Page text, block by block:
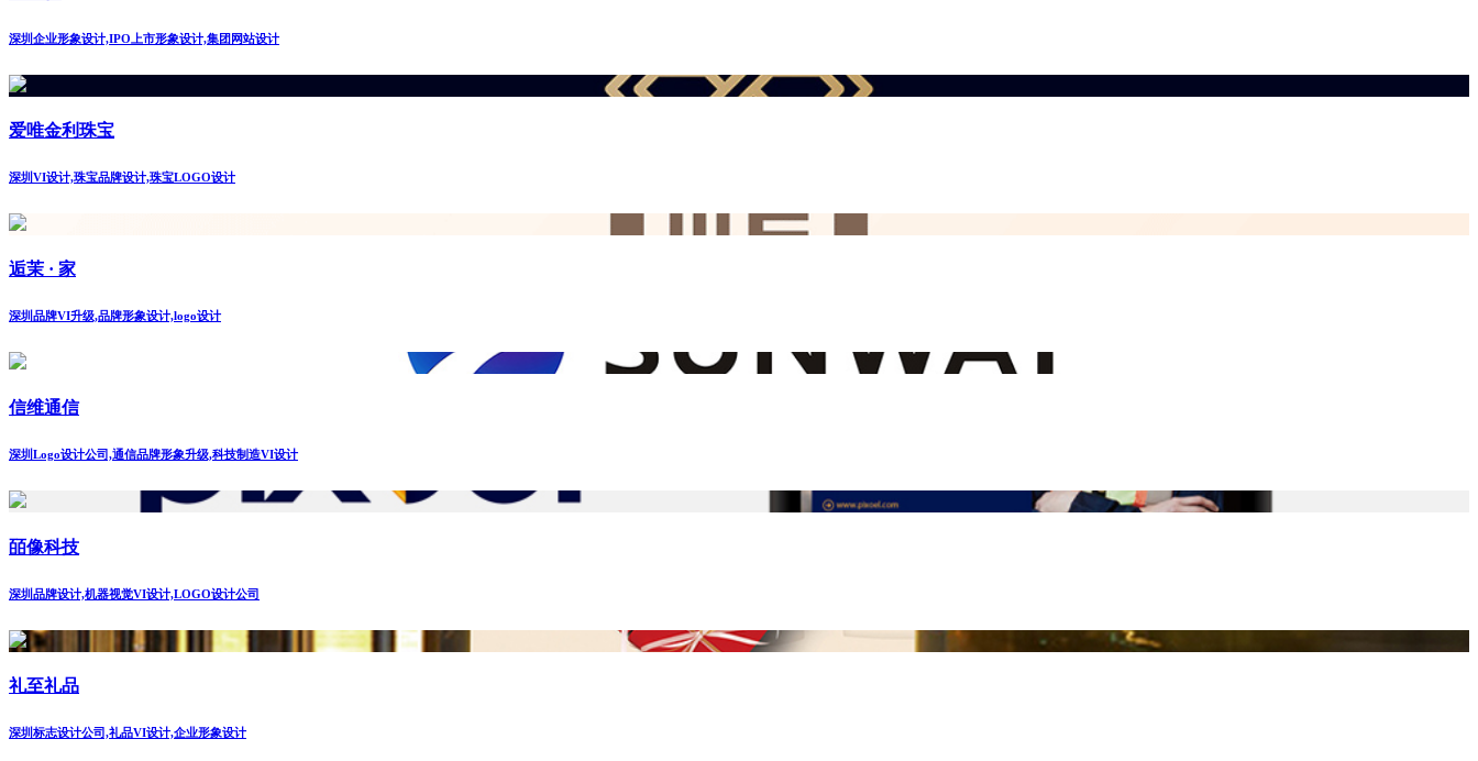
深圳企业形象设计,IPO上市形象设计,集团网站设计
爱唯金利珠宝
深圳VI设计,珠宝品牌设计,珠宝LOGO设计
逅茉 · 家
深圳品牌VI升级,品牌形象设计,logo设计
信维通信
深圳Logo设计公司,通信品牌形象升级,科技制造VI设计
皕像科技
深圳品牌设计,机器视觉VI设计,LOGO设计公司
礼至礼品
深圳标志设计公司,礼品VI设计,企业形象设计